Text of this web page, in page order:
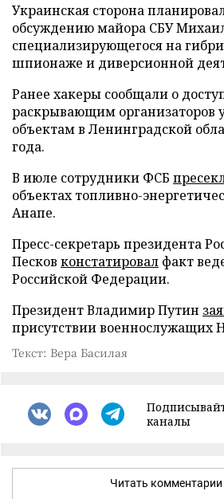
Украинская сторона
обсуждению майора СБУ
специализирующегося на
шпионаже и диверсионной
Ранее хакеры сообщали о
раскрывающим организаторов
объектам в Ленинградской
года.
В июле сотрудники ФСБ
объектах топливно-
Анапе.
Пресс-секретарь президента
Песков констатировал факт
Российской Федерации.
Президент Владимир Путин
присутствии военнослужащих
Текст: Вера Басилая
каналы
Читать комментарии